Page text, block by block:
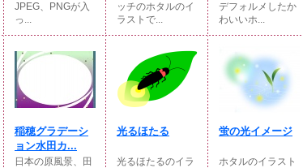
JPEG、PNGが入
っ...
ッチのホタルのイ
ラストで...
デフォルメしたか
わいいホ...
稲穂グラデーシ
ョン水田カ...
日本の原風景、田
光るほたる
光るほたるのイラ
蛍の光イメージ
ホタルのイラスト